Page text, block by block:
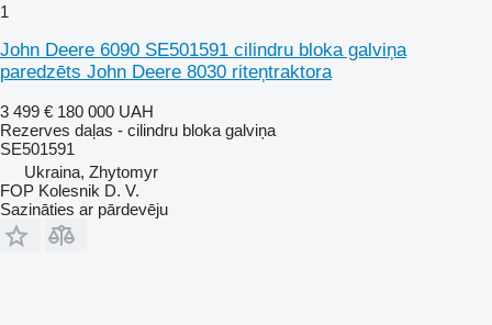
1
John Deere 6090 SE501591 cilindru bloka galviņa
paredzēts John Deere 8030 riteņtraktora
3 499 € 180 000 UAH
Rezerves daļas - cilindru bloka galviņa
SE501591
Ukraina, Zhytomyr
FOP Kolesnik D. V.
Sazināties ar pārdevēju